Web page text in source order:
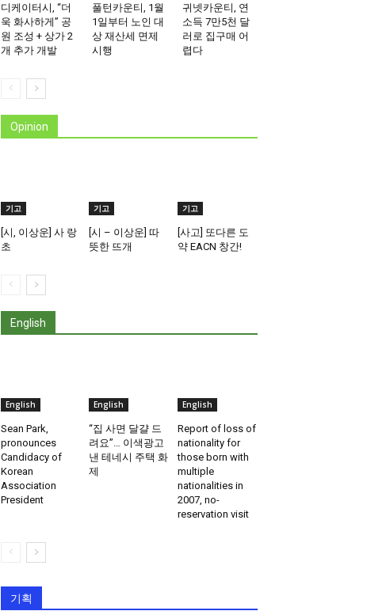
디케이터시, “더
욱 화사하게” 공
원 조성 + 상가 2
개 추가 개발
풀턴카운티, 1월
1일부터 노인 대
상 재산세 면제
시행
귀넷카운티, 연
소득 7만5천 달
러로 집구매 어
렵다
Opinion
기고
[시, 이상운] 사 랑
초
기고
[시 – 이상운] 따
뜻한 뜨개
기고
[사고] 또다른 도
약 EACN 창간!
English
English
Sean Park,
pronounces
Candidacy of
Korean
Association
President
English
“집 사면 달걀 드
려요”… 이색광고
낸 테네시 주택 화
제
English
Report of loss of
nationality for
those born with
multiple
nationalities in
2007, no-
reservation visit
기획